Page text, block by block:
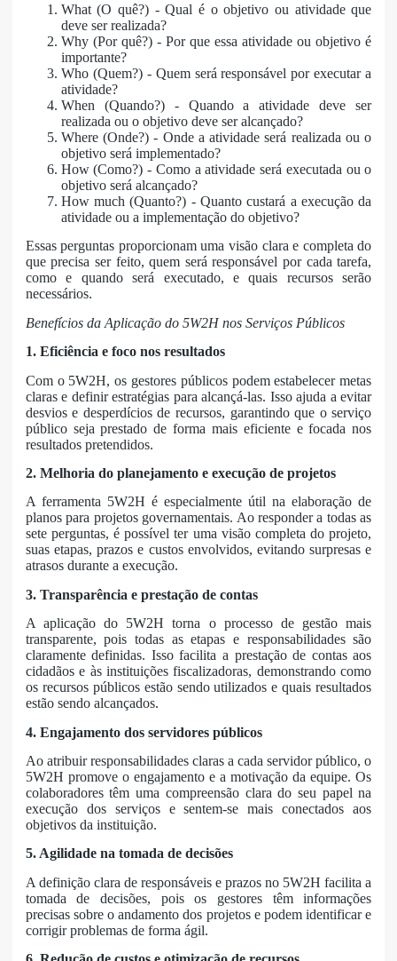
What (O quê?) - Qual é o objetivo ou atividade que
deve ser realizada?
Why (Por quê?) - Por que essa atividade ou objetivo é
importante?
Who (Quem?) - Quem será responsável por executar a
atividade?
When (Quando?) - Quando a atividade deve ser
realizada ou o objetivo deve ser alcançado?
Where (Onde?) - Onde a atividade será realizada ou o
objetivo será implementado?
How (Como?) - Como a atividade será executada ou o
objetivo será alcançado?
How much (Quanto?) - Quanto custará a execução da
atividade ou a implementação do objetivo?
Essas perguntas proporcionam uma visão clara e completa do
que precisa ser feito, quem será responsável por cada tarefa,
como e quando será executado, e quais recursos serão
necessários.
Benefícios da Aplicação do 5W2H nos Serviços Públicos
1. Eficiência e foco nos resultados
Com o 5W2H, os gestores públicos podem estabelecer metas
claras e definir estratégias para alcançá-las. Isso ajuda a evitar
desvios e desperdícios de recursos, garantindo que o serviço
público seja prestado de forma mais eficiente e focada nos
resultados pretendidos.
2. Melhoria do planejamento e execução de projetos
A ferramenta 5W2H é especialmente útil na elaboração de
planos para projetos governamentais. Ao responder a todas as
sete perguntas, é possível ter uma visão completa do projeto,
suas etapas, prazos e custos envolvidos, evitando surpresas e
atrasos durante a execução.
3. Transparência e prestação de contas
A aplicação do 5W2H torna o processo de gestão mais
transparente, pois todas as etapas e responsabilidades são
claramente definidas. Isso facilita a prestação de contas aos
cidadãos e às instituições fiscalizadoras, demonstrando como
os recursos públicos estão sendo utilizados e quais resultados
estão sendo alcançados.
4. Engajamento dos servidores públicos
Ao atribuir responsabilidades claras a cada servidor público, o
5W2H promove o engajamento e a motivação da equipe. Os
colaboradores têm uma compreensão clara do seu papel na
execução dos serviços e sentem-se mais conectados aos
objetivos da instituição.
5. Agilidade na tomada de decisões
A definição clara de responsáveis e prazos no 5W2H facilita a
tomada de decisões, pois os gestores têm informações
precisas sobre o andamento dos projetos e podem identificar e
corrigir problemas de forma ágil.